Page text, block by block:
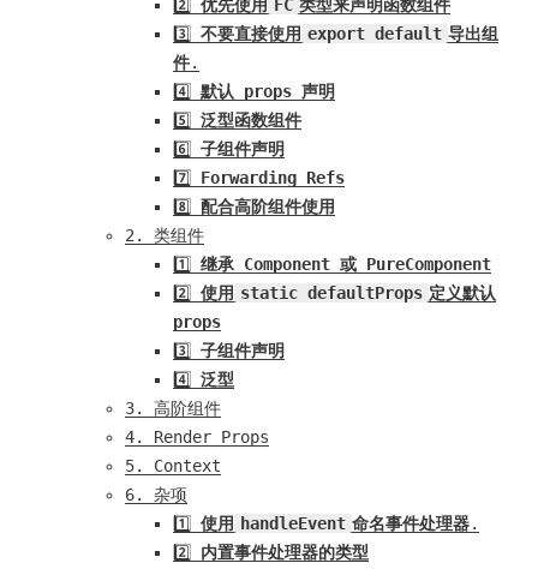
2️⃣ 优先使用 FC 类型来声明函数组件
3️⃣ 不要直接使用 export default 导出组
件.
4️⃣ 默认 props 声明
5️⃣ 泛型函数组件
6️⃣ 子组件声明
7️⃣ Forwarding Refs
8️⃣ 配合高阶组件使用
2. 类组件
1️⃣ 继承 Component 或 PureComponent
2️⃣ 使用 static defaultProps 定义默认
props
3️⃣ 子组件声明
4️⃣ 泛型
3. 高阶组件
4. Render Props
5. Context
6. 杂项
1️⃣ 使用 handleEvent 命名事件处理器.
2️⃣ 内置事件处理器的类型